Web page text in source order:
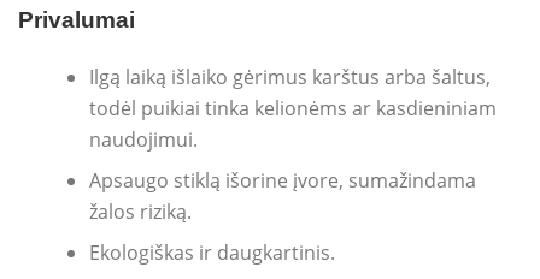
Privalumai
Ilgą laiką išlaiko gėrimus karštus arba šaltus,
todėl puikiai tinka kelionėms ar kasdieniniam
naudojimui.
Apsaugo stiklą išorine įvore, sumažindama
žalos riziką.
Ekologiškas ir daugkartinis.